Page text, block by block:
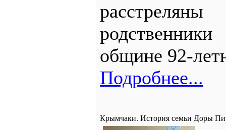
общине 92-
Подробнее...
Крымчаки. История семьи Доры